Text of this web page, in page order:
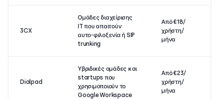
3CX
Ομάδες διαχείρισης
IT που απαιτούν
αυτο-φιλοξενία ή SIP
trunking
Από €18/
χρήστη/
μήνα
Dialpad
Υβριδικές ομάδες και
startups που
χρησιμοποιούν το
Google Workspace
Από €23/
χρήστη/
μήνα